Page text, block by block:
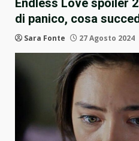
Endless Love spoiler
di panico, cosa
Sara Fonte 27 Agosto 2024